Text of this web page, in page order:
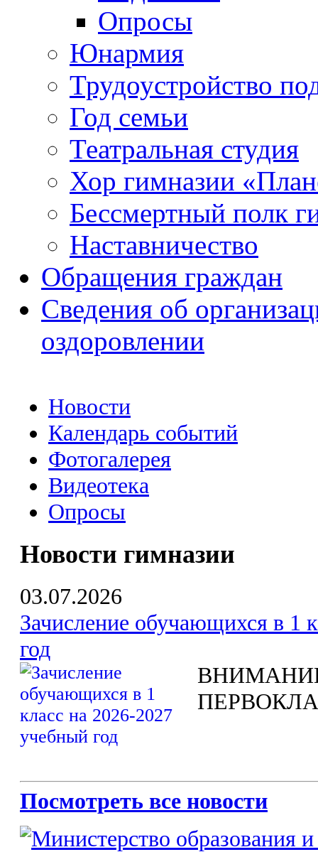
Опросы
Юнармия
Трудоустройство
Год семьи
Театральная студия
Хор гимназии
Бессмертный полк
Наставничество
Обращения граждан
Сведения об
оздоровлении
Новости
Календарь событий
Фотогалерея
Видеотека
Опросы
Новости гимназии
03.07.2026
Зачисление обучающихся в 1
год
Посмотреть все новости